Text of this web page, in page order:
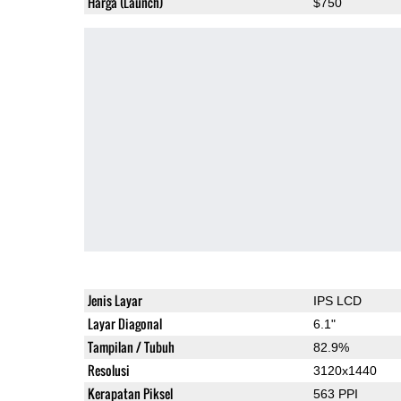
Jenis Layar IPS LCD
Layar Diagonal 6.1"
Tampilan / Tubuh 82.9%
Resolusi 3120x1440
Kerapatan Piksel 563 PPI